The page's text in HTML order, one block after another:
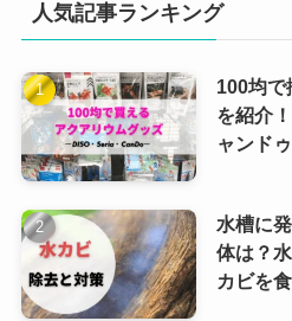
人気記事ランキング
100均で
を紹介
ャンドゥ
水槽に
体は？
カビを